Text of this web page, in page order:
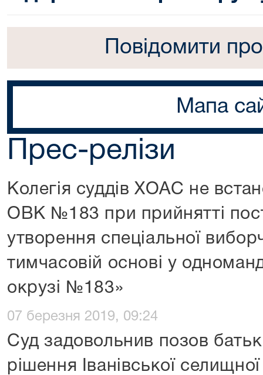
Повідомити
Мапа
Прес-релізи
Колегія суддів ХОАС не
ОВК №183 при прийнятті
утворення спеціальної
тимчасовій основі у
окрузі №183»
07 березня 2019, 09:24
Суд задовольнив позов
рішення Іванівської